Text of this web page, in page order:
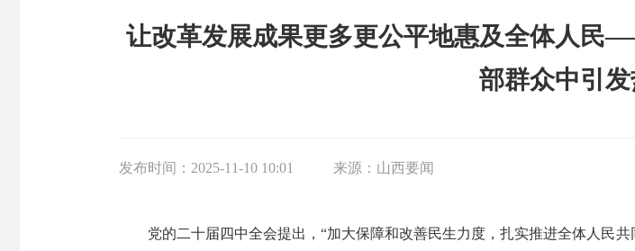
让改革发展成果更多更公平地惠及全体人民
部群众中引
发布时间： 2025-11-10 10:01 来源： 山西要闻
党的二十届四中全会提出，“加大保障和改善民生力度，扎实推进全体人民